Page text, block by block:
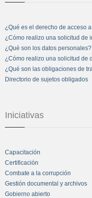
¿Qué es el derecho de acceso
¿Cómo realizo una solicitud de
¿Qué son los datos personales?
¿Cómo realizo una solicitud de
¿Qué son las obligaciones de
Directorio de sujetos obligados
Iniciativas
Capacitación
Certificación
Combate a la corrupción
Gestión documental y archivos
Gobierno abierto